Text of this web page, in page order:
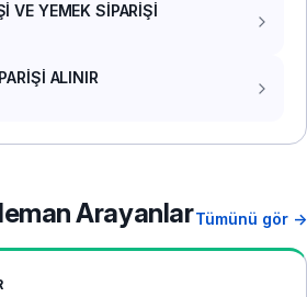
VE YEMEK SİPARİŞİ
ALINIR
ArayanlarTümünü gör →